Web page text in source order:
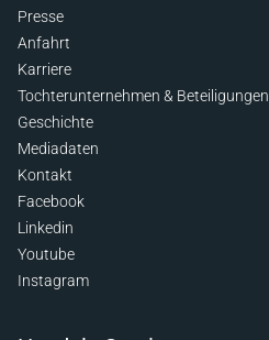
Presse
Anfahrt
Karriere
Tochterunternehmen & Beteiligungen
Geschichte
Mediadaten
Kontakt
Facebook
Linkedin
Youtube
Instagram